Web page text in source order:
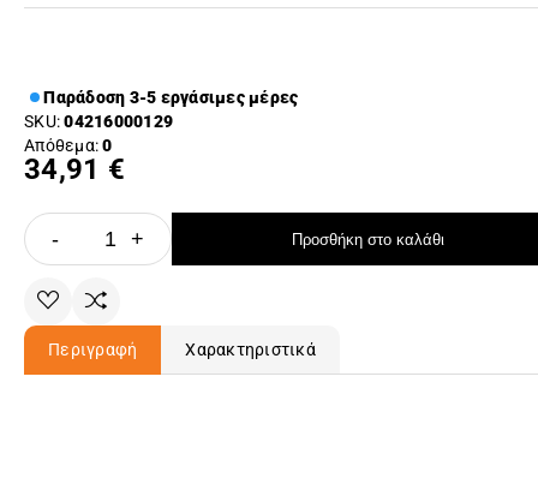
Παράδοση 3-5 εργάσιμες μέρες
SKU:04216000129
Απόθεμα:0
34,91 €
- + Προσθήκη στο καλάθι
Περιγραφή Χαρακτηριστικά